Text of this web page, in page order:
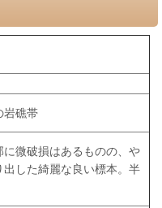
岩礁帯
微破損はあるものの、や
した綺麗な良い標本。半